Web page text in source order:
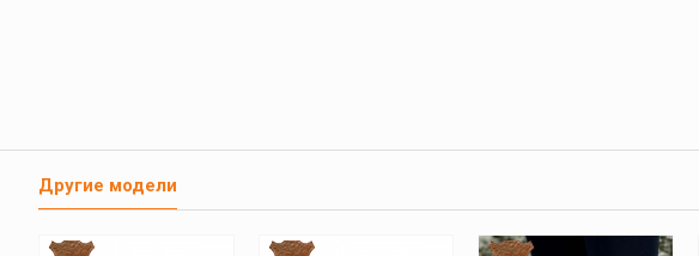
Другие модели